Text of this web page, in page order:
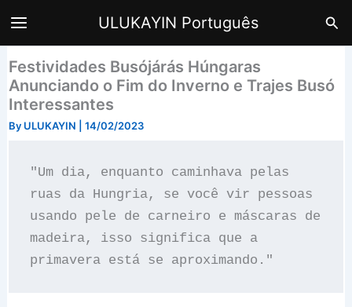
to
ULUKAYIN Português
Festividades Busójárás Húngaras
Anunciando o Fim do Inverno e Trajes Busó
Interessantes
By ULUKAYIN |14/02/2023
"Um dia, enquanto caminhava pelas
ruas da Hungria, se você vir pessoas
usando pele de carneiro e máscaras de
madeira, isso significa que a
primavera está se aproximando."